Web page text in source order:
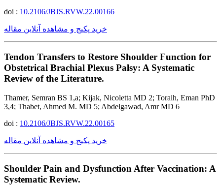
doi : 10.2106/JBJS.RVW.22.00166
خرید پکیج و مشاهده آنلاین مقاله
Tendon Transfers to Restore Shoulder Function for
Obstetrical Brachial Plexus Palsy: A Systematic
Review of the Literature.
Thamer, Semran BS 1,a; Kijak, Nicoletta MD 2; Toraih, Eman PhD
3,4; Thabet, Ahmed M. MD 5; Abdelgawad, Amr MD 6
doi : 10.2106/JBJS.RVW.22.00165
خرید پکیج و مشاهده آنلاین مقاله
Shoulder Pain and Dysfunction After Vaccination: A
Systematic Review.